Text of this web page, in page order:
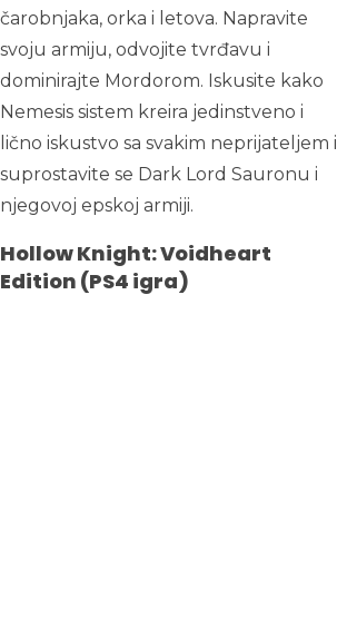
čarobnjaka, orka i letova. Napravite
svoju armiju, odvojite tvrđavu i
dominirajte Mordorom. Iskusite kako
Nemesis sistem kreira jedinstveno i
lično iskustvo sa svakim neprijateljem i
suprostavite se Dark Lord Sauronu i
njegovoj epskoj armiji.
Hollow Knight: Voidheart
Edition (PS4 igra)